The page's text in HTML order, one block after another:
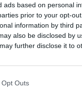
ads based on personal
prior to your opt-
information by third
also be disclosed by
further disclose it to
Outs
Handy“